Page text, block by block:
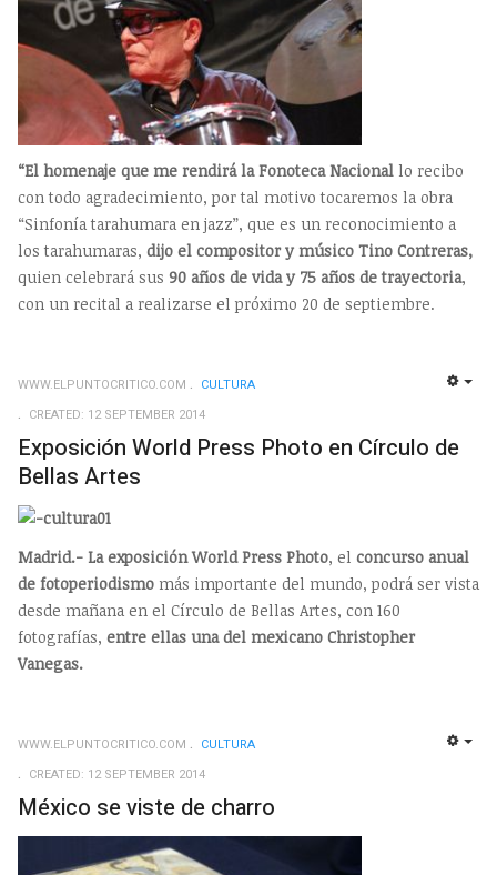
“El homenaje que me rendirá la Fonoteca Nacional lo recibo
con todo agradecimiento, por tal motivo tocaremos la obra
“Sinfonía tarahumara en jazz”, que es un reconocimiento a
los tarahumaras, dijo el compositor y músico Tino Contreras,
quien celebrará sus 90 años de vida y 75 años de trayectoria,
con un recital a realizarse el próximo 20 de septiembre.
WWW.ELPUNTOCRITICO.COM
CULTURA
CREATED: 12 SEPTEMBER 2014
Exposición World Press Photo en Círculo de
Bellas Artes
Madrid.- La exposición World Press Photo, el concurso anual
de fotoperiodismo más importante del mundo, podrá ser vista
desde mañana en el Círculo de Bellas Artes, con 160
fotografías, entre ellas una del mexicano Christopher
Vanegas.
WWW.ELPUNTOCRITICO.COM
CULTURA
CREATED: 12 SEPTEMBER 2014
México se viste de charro